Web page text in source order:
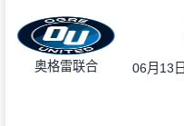
奥格雷联合 06月13